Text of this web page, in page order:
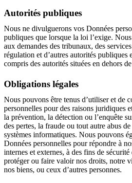
Autorités publiques
Nous ne divulguerons vos Données
publiques que lorsque la loi l’exige.
aux demandes des tribunaux, des
régulation et d’autres autorités publiques
compris des autorités situées en dehors
Obligations légales
Nous pouvons être tenus d’utiliser et de
personnelles pour des raisons juridiques
la prévention, la détection ou l’enquête
des pertes, la fraude ou tout autre abus
systèmes informatiques. Nous pouvons
Données personnelles pour répondre à
internes et externes, à des fins de
protéger ou faire valoir nos droits, notre
nos biens, ou ceux d’autres personnes.